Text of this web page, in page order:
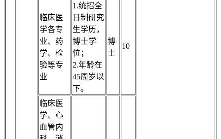
临床医
学各专
业、药
学、检
验等专
业
1.统招全
日制研究
生学历，
博士学
位；
2.年龄在
45周岁以
下。
博
士
10
临床医
学、心
血管内